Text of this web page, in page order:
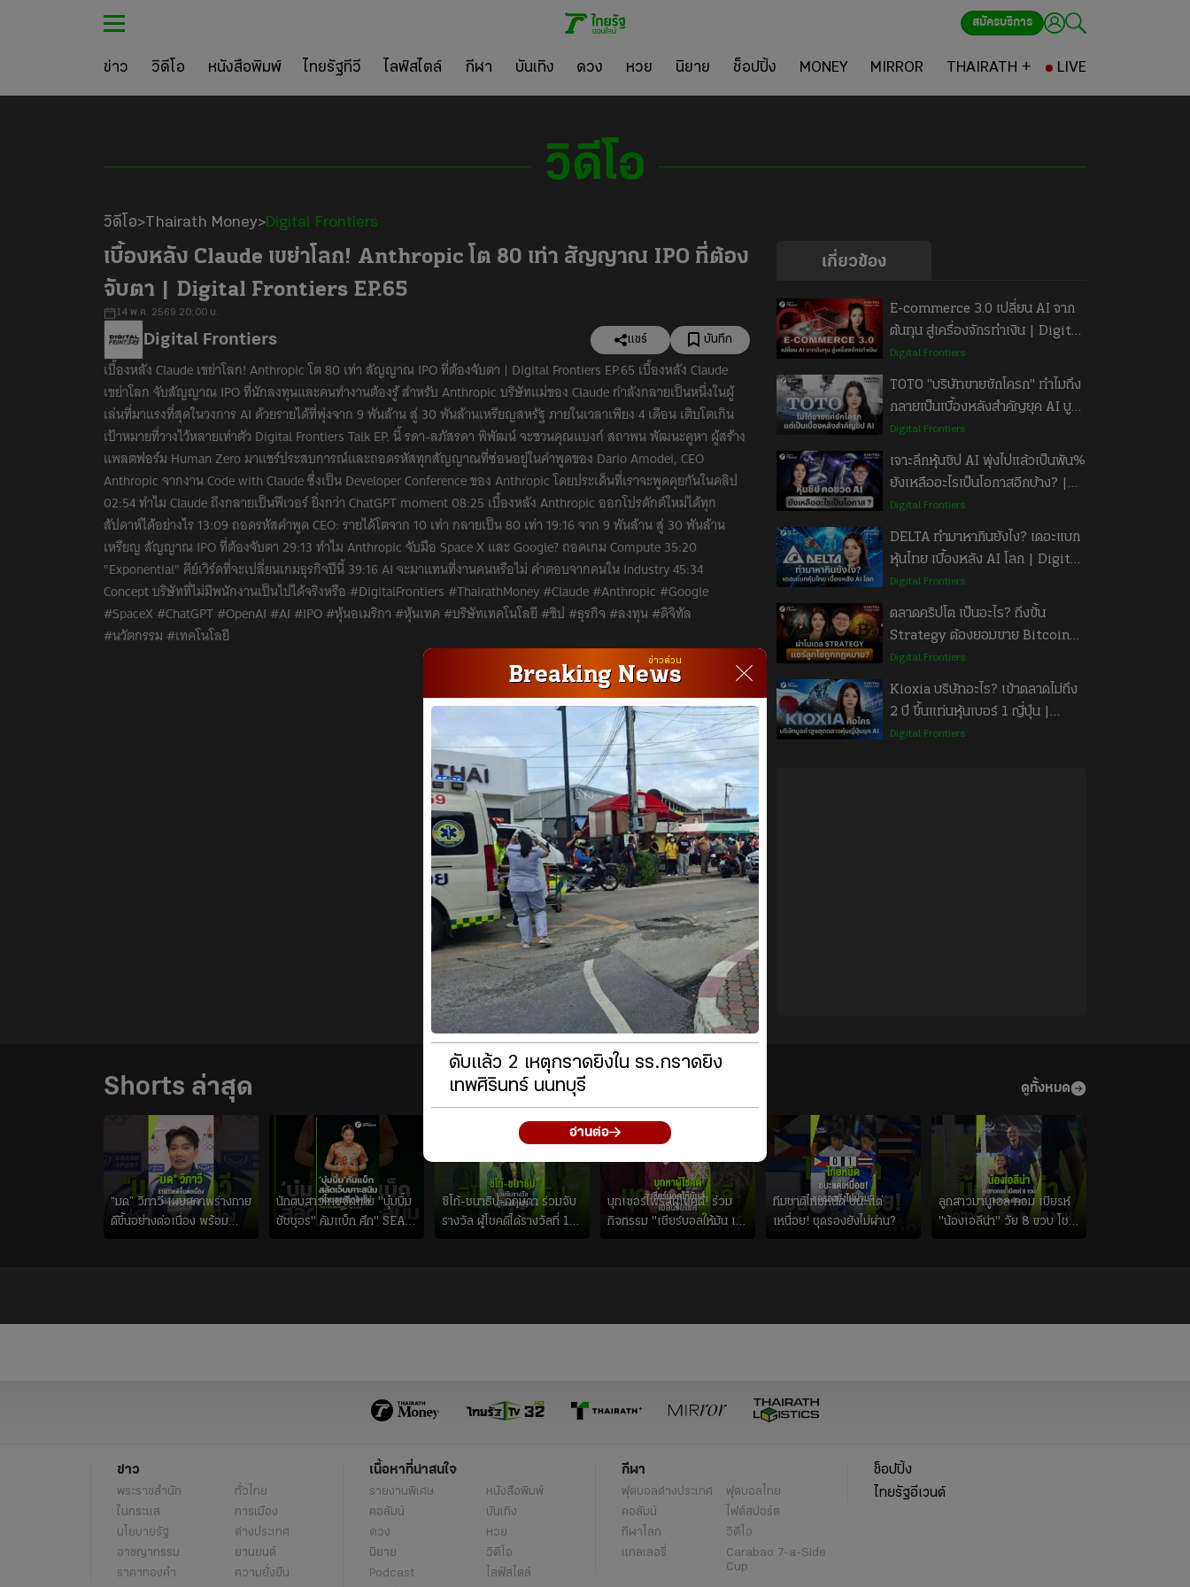
สมัครบริการ
ข่าว วิดีโอ หนังสือพิมพ์ ไทยรัฐทีวี ไลฟ์สไตล์ กีฬา บันเทิง ดวง หวย นิยาย ช็อปปิ้ง MONEY MIRROR THAIRATH + LIVE
วิดีโอ
วิดีโอ>Thairath Money>Digital Frontiers
Loaded
เบื้องหลัง Claude เขย่าโลก! Anthropic โต 80 เท่า สัญญาณ IPO ที่ต้อง
จับตา | Digital Frontiers EP.65
14 พ.ค. 2569 20:00 น.
Digital Frontiers แชร์ บันทึก
เบื้องหลัง Claude เขย่าโลก! Anthropic โต 80 เท่า สัญญาณ IPO ที่ต้องจับตา | Digital Frontiers EP.65 เบื้องหลัง Claude
เขย่าโลก จับสัญญาณ IPO ที่นักลงทุนและคนทำงานต้องรู้ สำหรับ Anthropic บริษัทแม่ของ Claude กำลังกลายเป็นหนึ่งในผู้
เล่นที่มาแรงที่สุดในวงการ AI ด้วยรายได้ที่พุ่งจาก 9 พันล้าน สู่ 30 พันล้านเหรียญสหรัฐ ภายในเวลาเพียง 4 เดือน เติบโตเกิน
เป้าหมายที่วางไว้หลายเท่าตัว Digital Frontiers Talk EP. นี้ รดา-ลภัสรดา พิพัฒน์ จะชวนคุณแบงก์ สถาพน พัฒนะคูหา ผู้สร้าง
แพลตฟอร์ม Human Zero มาแชร์ประสบการณ์และถอดรหัสทุกสัญญาณที่ซ่อนอยู่ในคำพูดของ Dario Amodei, CEO
Anthropic จากงาน Code with Claude ซึ่งเป็น Developer Conference ของ Anthropic โดยประเด็นที่เราจะพูดคุยกันในคลิป
02:54 ทำไม Claude ถึงกลายเป็นฟีเวอร์ ยิ่งกว่า ChatGPT moment 08:25 เบื้องหลัง Anthropic ออกโปรดักต์ใหม่ได้ทุก
สัปดาห์ได้อย่างไร 13:09 ถอดรหัสคำพูด CEO: รายได้โตจาก 10 เท่า กลายเป็น 80 เท่า 19:16 จาก 9 พันล้าน สู่ 30 พันล้าน
เหรียญ สัญญาณ IPO ที่ต้องจับตา 29:13 ทำไม Anthropic จับมือ Space X และ Google? ถอดเกม Compute 35:20
"Exponential" คีย์เวิร์ดที่จะเปลี่ยนเกมธุรกิจปีนี้ 39:16 AI จะมาแทนที่งานคนหรือไม่ คำตอบจากคนใน Industry 45:34
Concept บริษัทที่ไม่มีพนักงานเป็นไปได้จริงหรือ #DigitalFrontiers #ThairathMoney #Claude #Anthropic #Google
#SpaceX #ChatGPT #OpenAI #AI #IPO #หุ้นอเมริกา #หุ้นเทค #บริษัทเทคโนโลยี #ชิป #ธุรกิจ #ลงทุน #ดิจิทัล
#นวัตกรรม #เทคโนโลยี
เกี่ยวข้อง
E-commerce 3.0 เปลี่ยน AI จาก
ต้นทุน สู่เครื่องจักรทำเงิน | Digital
Frontiers EP.74
Digital Frontiers
TOTO "บริษัทขายชักโครก" ทำไมถึง
กลายเป็นเบื้องหลังสำคัญยุค AI บูม
| Digital Frontiers EP.73
Digital Frontiers
เจาะลึกหุ้นชิป AI พุ่งไปแล้วเป็นพัน%
ยังเหลืออะไรเป็นโอกาสอีกบ้าง? |
Digital Frontiers Talk EP.72
Digital Frontiers
DELTA ทำมาหากินยังไง? เดอะแบก
หุ้นไทย เบื้องหลัง AI โลก | Digital
Frontiers EP.71
Digital Frontiers
ตลาดคริปโต เป็นอะไร? ถึงขั้น
Strategy ต้องยอมขาย Bitcoin
แต่ไม่ขายไต | Digital Frontiers
Digital Frontiers
Kioxia บริษัทอะไร? เข้าตลาดไม่ถึง
2 ปี ขึ้นแท่นหุ้นเบอร์ 1 ญี่ปุ่น |
Digital Frontiers EP.69
Digital Frontiers
Shorts ล่าสุด ดูทั้งหมด
“มด” วิภาวี เผยสภาพร่างกาย
ดีขึ้นอย่างต่อเนื่อง พร้อม
นักตบสาวไทยจัดเต็ม "บุ๋มบิ๋ม
ชัชชุอร" คัมแบ็ก ศึก" SEA
ซิโก้-ชนาธิป-กฤษดา ร่วมจับ
รางวัล ผู้โชคดีได้รางวัลที่ 1
บุกเซอร์ไพรส์ผู้โชคดี! ร่วม
กิจกรรม "เชียร์บอลให้มัน เฮ
ทีมชาติไทยหนืด ชนะแต่
เหนื่อย! ชุดรองยังไม่ผ่าน?
ลูกสาวมานูเอล ทอม เบียรห์
"น้องเอลีน่า" วัย 8 ขวบ โชว์
ข่าว
พระราชสำนัก
ทั่วไทย
ในกระแส
การเมือง
นโยบายรัฐ
ต่างประเทศ
อาชญากรรม
ยานยนต์
ราคาทองคำ
ความยั่งยืน
เนื้อหาที่น่าสนใจ
รายงานพิเศษ
หนังสือพิมพ์
คอลัมน์
บันเทิง
ดวง
หวย
นิยาย
วิดีโอ
Podcast
ไลฟ์สไตล์
กีฬา
ฟุตบอลต่่างประเทศ
ฟุตบอลไทย
คอลัมน์
ไฟต์สปอร์ต
กีฬาโลก
วิดีโอ
แกลเลอรี่
Carabao 7-a-Side
Cup
ช็อปปิ้ง
ไทยรัฐอีเวนต์
ข่าวด่วน
Breaking News
ดับแล้ว 2 เหตุกราดยิงใน รร.กราดยิง
เทพศิรินทร์ นนทบุรี
อ่านต่อ